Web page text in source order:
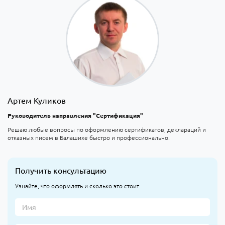
Артем Куликов
Руководитель направления "Сертификация"
Решаю любые вопросы по оформлению сертификатов, деклараций и
отказных писем в Балашихе быстро и профессионально.
Получить консультацию
Узнайте, что оформлять и сколько это стоит